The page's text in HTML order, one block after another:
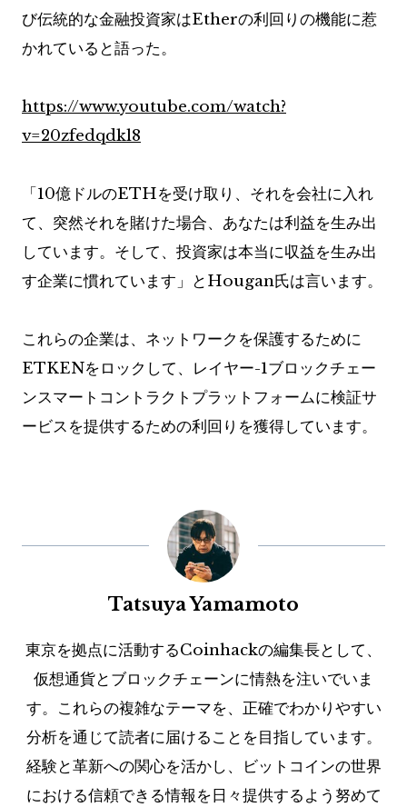
び伝統的な金融投資家はEtherの利回りの機能に惹
かれていると語った。
https://www.youtube.com/watch?
v=20zfedqdkl8
「10億ドルのETHを受け取り、それを会社に入れ
て、突然それを賭けた場合、あなたは利益を生み出
しています。そして、投資家は本当に収益を生み出
す企業に慣れています」とHougan氏は言います。
これらの企業は、ネットワークを保護するために
ETKENをロックして、レイヤー-1ブロックチェー
ンスマートコントラクトプラットフォームに検証サ
ービスを提供するための利回りを獲得しています。
Tatsuya Yamamoto
東京を拠点に活動するCoinhackの編集長として、
仮想通貨とブロックチェーンに情熱を注いでいま
す。これらの複雑なテーマを、正確でわかりやすい
分析を通じて読者に届けることを目指しています。
経験と革新への関心を活かし、ビットコインの世界
における信頼できる情報を日々提供するよう努めて